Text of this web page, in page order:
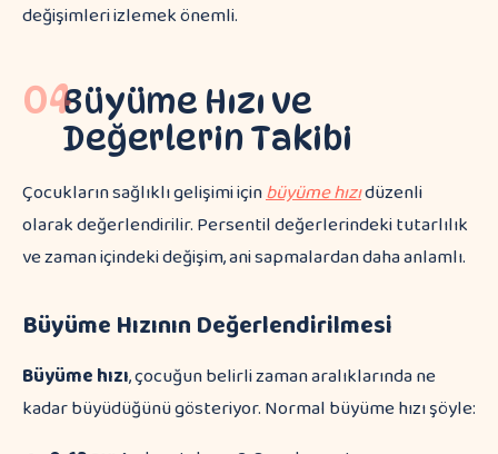
değişimleri izlemek önemli.
04Büyüme Hızı ve
Değerlerin Takibi
Çocukların sağlıklı gelişimi içinbüyüme hızıdüzenli
olarak değerlendirilir. Persentil değerlerindeki tutarlılık
ve zaman içindeki değişim, ani sapmalardan daha anlamlı.
Büyüme Hızının Değerlendirilmesi
Büyüme hızı, çocuğun belirli zaman aralıklarında ne
kadar büyüdüğünü gösteriyor. Normal büyüme hızı şöyle: